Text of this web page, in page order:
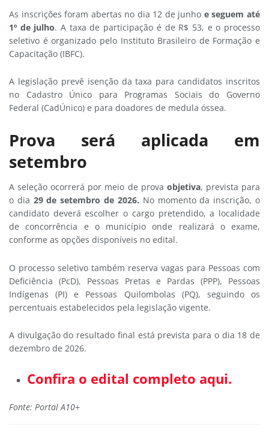
As inscrições foram abertas no dia 12 de junho e seguem até
1º de julho. A taxa de participação é de R$ 53, e o processo
seletivo é organizado pelo Instituto Brasileiro de Formação e
Capacitação (IBFC).
A legislação prevê isenção da taxa para candidatos inscritos
no Cadastro Único para Programas Sociais do Governo
Federal (CadÚnico) e para doadores de medula óssea.
Prova será aplicada em
setembro
A seleção ocorrerá por meio de prova objetiva, prevista para
o dia 29 de setembro de 2026. No momento da inscrição, o
candidato deverá escolher o cargo pretendido, a localidade
de concorrência e o município onde realizará o exame,
conforme as opções disponíveis no edital.
O processo seletivo também reserva vagas para Pessoas com
Deficiência (PcD), Pessoas Pretas e Pardas (PPP), Pessoas
Indígenas (PI) e Pessoas Quilombolas (PQ), seguindo os
percentuais estabelecidos pela legislação vigente.
A divulgação do resultado final está prevista para o dia 18 de
dezembro de 2026.
Confira o edital completo aqui.
Fonte: Portal A10+